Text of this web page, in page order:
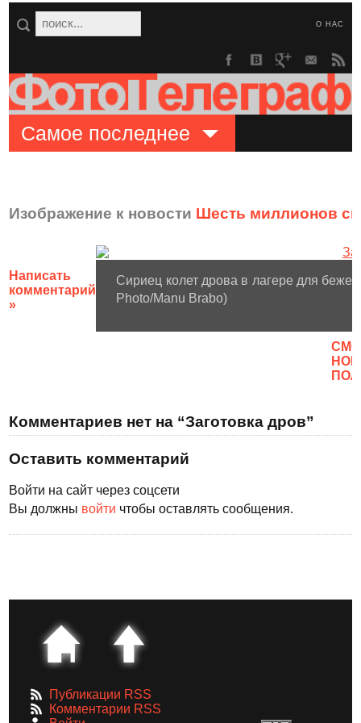
О НАС
Самое последнее
Изображение к новости Шесть миллионов
Написать
комментарий
»
Сириец колет дрова в лагере для
Photo/Manu Brabo)
Комментариев нет на “Заготовка дров”
Оставить комментарий
Войти на сайт через соцсети
Вы должны войти чтобы оставлять сообщения.
Публикации RSS
Комментарии RSS